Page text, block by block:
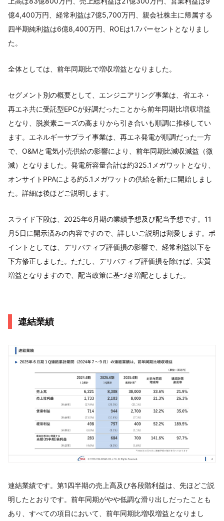
億4,400万円、経常利益は7億5,700万円、親会社株主に帰属する
四半期純利益は6億8,400万円、ROEは1.7パーセントとなりまし
た。
全体としては、前年同期比で増収増益となりました。
セグメント別の概要として、エンジニアリング事業は、省エネ・
再エネ共に受託型EPCが好調だったことから前年同期比増収増益
となり、脱炭素ニーズの高まりから引き合いも順調に推移してい
ます。エネルギーサプライ事業は、再エネ発電が順調だった一方
で、O&Mと電気小売供給の影響により、前年同期比減収減益（微
減）となりました。発電所容量合計は約325.1メガワットとなり、
オンサイトPPAによる約5.1メガワットの供給を新たに開始しまし
た。詳細は後ほどご説明します。
スライド下段は、2025年6月期の業績予想及び配当予想です。11
月5日に開示済みの内容ですので、詳しいご説明は割愛します。ポ
イントとしては、デリバティブ評価損の影響で、経常利益以下を
下方修正しました。ただし、デリバティブ評価損を除けば、実質
増益となりますので、配当政策に基づき増配としました。
連結業績
連結業績です。第1四半期の売上高及び各段階利益は、先ほどご説
明したとおりです。前年同期がやや低調な滑り出しだったことも
あり、すべての項目において、前年同期比増収増益となりまし